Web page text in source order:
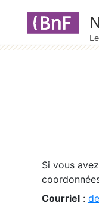
Si vous
Courriel :